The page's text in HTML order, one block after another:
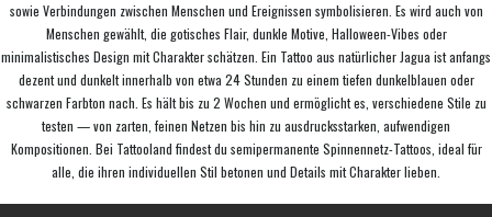
sowie Verbindungen zwischen Menschen und Ereignissen symbolisieren. Es wird auch von
Menschen gewählt, die gotisches Flair, dunkle Motive, Halloween-Vibes oder
minimalistisches Design mit Charakter schätzen. Ein Tattoo aus natürlicher Jagua ist anfangs
dezent und dunkelt innerhalb von etwa 24 Stunden zu einem tiefen dunkelblauen oder
schwarzen Farbton nach. Es hält bis zu 2 Wochen und ermöglicht es, verschiedene Stile zu
testen — von zarten, feinen Netzen bis hin zu ausdrucksstarken, aufwendigen
Kompositionen. Bei Tattooland findest du semipermanente Spinnennetz-Tattoos, ideal für
alle, die ihren individuellen Stil betonen und Details mit Charakter lieben.